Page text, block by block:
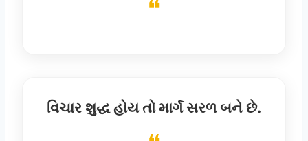
વિચાર શુદ્ધ હોય તો માર્ગ સરળ બને છે.